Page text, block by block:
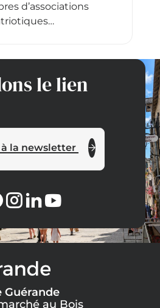
d’associations
le lien
la newsletter
Guérande
au Bois